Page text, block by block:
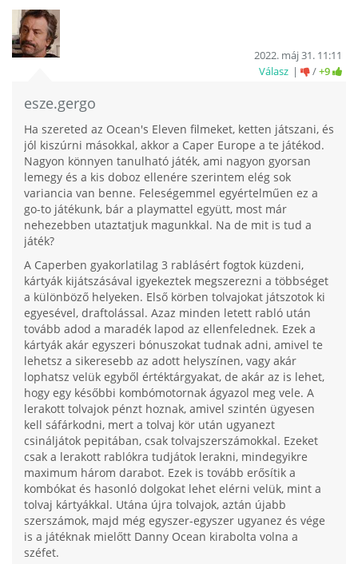
esze.gergo
2022. máj 31. 11:11
Válasz
/+9
Ha szereted az Ocean's Eleven filmeket, ketten játszani, és
jól kiszúrni másokkal, akkor a Caper Europe a te játékod.
Nagyon könnyen tanulható játék, ami nagyon gyorsan
lemegy és a kis doboz ellenére szerintem elég sok
variancia van benne. Feleségemmel egyértelműen ez a
go-to játékunk, bár a playmattel együtt, most már
nehezebben utaztatjuk magunkkal. Na de mit is tud a
játék?
A Caperben gyakorlatilag 3 rablásért fogtok küzdeni,
kártyák kijátszásával igyekeztek megszerezni a többséget
a különböző helyeken. Első körben tolvajokat játszotok ki
egyesével, draftolással. Azaz minden letett rabló után
tovább adod a maradék lapod az ellenfelednek. Ezek a
kártyák akár egyszeri bónuszokat tudnak adni, amivel te
lehetsz a sikeresebb az adott helyszínen, vagy akár
lophatsz velük egyből értéktárgyakat, de akár az is lehet,
hogy egy későbbi kombómotornak ágyazol meg vele. A
lerakott tolvajok pénzt hoznak, amivel szintén ügyesen
kell sáfárkodni, mert a tolvaj kör után ugyanezt
csináljátok pepitában, csak tolvajszerszámokkal. Ezeket
csak a lerakott rablókra tudjátok lerakni, mindegyikre
maximum három darabot. Ezek is tovább erősítik a
kombókat és hasonló dolgokat lehet elérni velük, mint a
tolvaj kártyákkal. Utána újra tolvajok, aztán újabb
szerszámok, majd még egyszer-egyszer ugyanez és vége
is a játéknak mielőtt Danny Ocean kirabolta volna a
széfet.